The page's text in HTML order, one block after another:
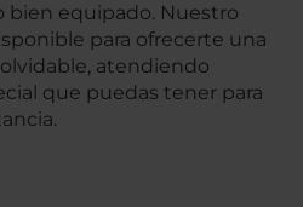
bien equipado. Nuestro
para ofrecerte una
atendiendo
que puedas tener para